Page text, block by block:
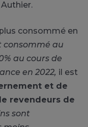
consommé en
consommé au
au cours de
en 2022, il est
et de
revendeurs de
sont